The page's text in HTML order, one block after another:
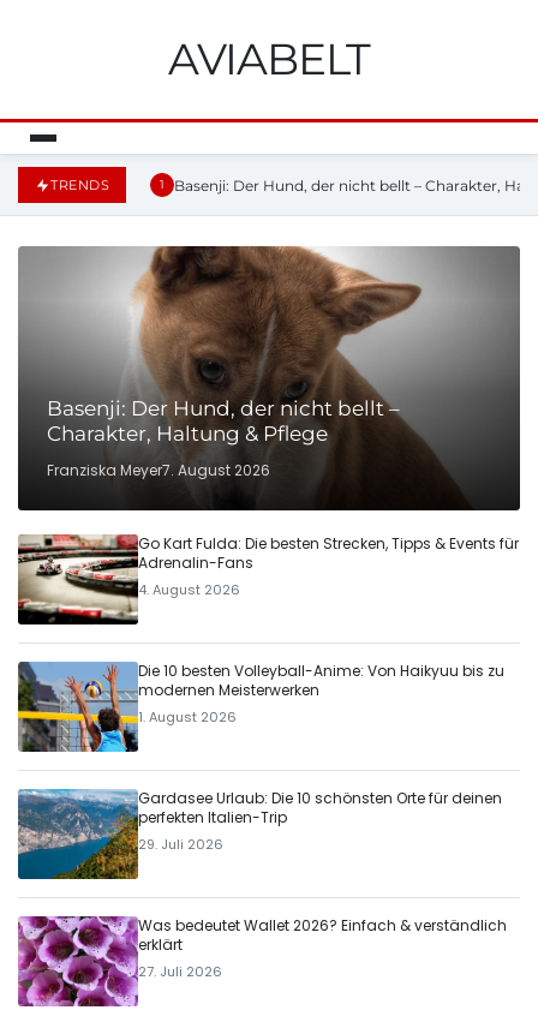
AVIABELT
TRENDS 1 Basenji: Der Hund, der nicht bellt – Charakter,
Basenji: Der Hund, der nicht bellt –
Charakter, Haltung & Pflege
Franziska Meyer7. August 2026
Go Kart Fulda: Die besten Strecken, Tipps & Events für
Adrenalin-Fans
4. August 2026
Die 10 besten Volleyball-Anime: Von Haikyuu bis zu
modernen Meisterwerken
1. August 2026
Gardasee Urlaub: Die 10 schönsten Orte für deinen
perfekten Italien-Trip
29. Juli 2026
Was bedeutet Wallet 2026? Einfach & verständlich
erklärt
27. Juli 2026